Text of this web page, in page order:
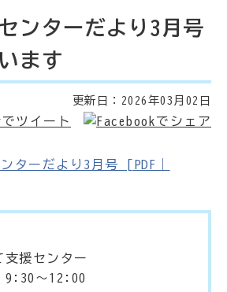
ンターだより3月号
ます
更新日： 2026年03月02日
ターだより3月号 [PDF｜
援センター
9:30～12:00